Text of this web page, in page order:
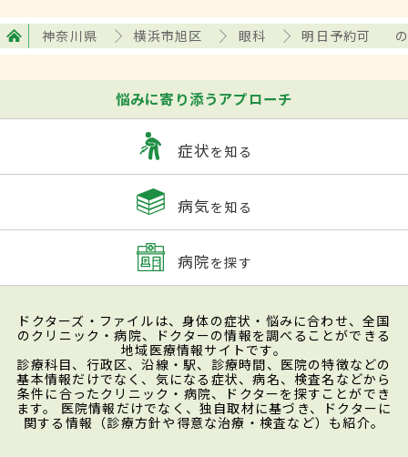
神奈川県 横浜市旭区 眼科 明日予約可
悩みに寄り添うアプローチ
症状を知る
病気を知る
病院を探す
ドクターズ・ファイルは、身体の症状・悩みに合わせ、全国
のクリニック・病院、ドクターの情報を調べることができる
地域医療情報サイトです。
診療科目、行政区、沿線・駅、診療時間、医院の特徴などの
基本情報だけでなく、気になる症状、病名、検査名などから
条件に合ったクリニック・病院、ドクターを探すことができ
ます。 医院情報だけでなく、独自取材に基づき、ドクターに
関する情報（診療方針や得意な治療・検査など）も紹介。